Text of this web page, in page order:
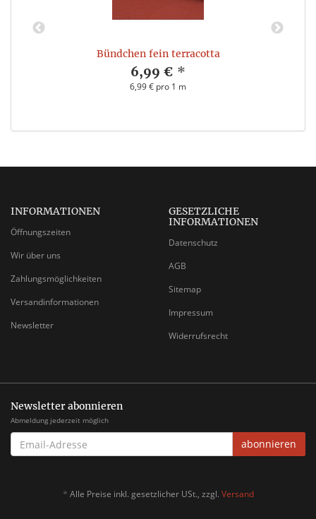
Bündchen fein terracotta
6,99 € *
6,99 € pro 1 m
INFORMATIONEN
Öffnungszeiten
Wir über uns
Zahlungsmöglichkeiten
Versandinformationen
Newsletter
GESETZLICHE
INFORMATIONEN
Datenschutz
AGB
Sitemap
Impressum
Widerrufsrecht
Newsletter abonnieren
Abmeldung jederzeit möglich
EMAIL-
ADRESSE
abonnieren
* Alle Preise inkl. gesetzlicher USt., zzgl. Versand